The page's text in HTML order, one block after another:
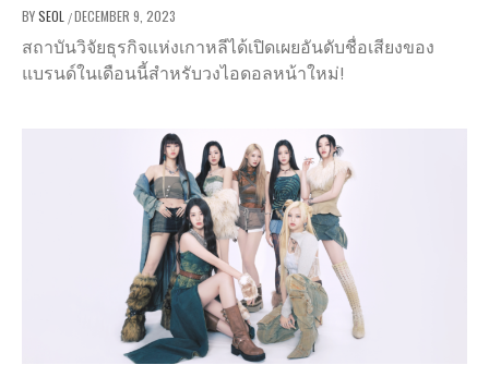
BYSEOL /DECEMBER 9, 2023
สถาบันวิจัยธุรกิจแห่งเกาหลีได้เปิดเผยอันดับชื่อเสียงของ
แบรนด์ในเดือนนี้สำหรับวงไอดอลหน้าใหม่!